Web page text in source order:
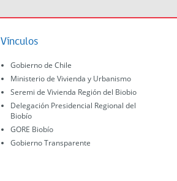
Vínculos
Gobierno de Chile
Ministerio de Vivienda y Urbanismo
Seremi de Vivienda Región del Biobio
Delegación Presidencial Regional del
Biobío
GORE Biobío
Gobierno Transparente